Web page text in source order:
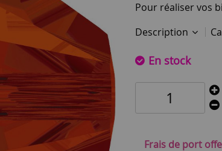
Pour réaliser vos
Description
En stock
Frais de port